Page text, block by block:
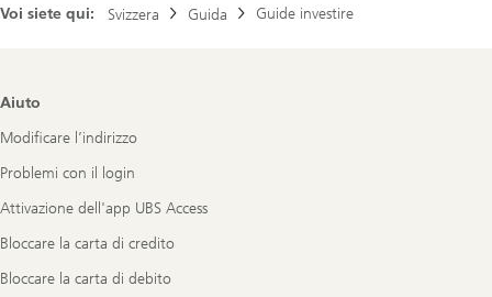
Voi siete qui: Svizzera Guida Guide investire
Footer
Aiuto
Modificare l’indirizzo
Problemi con il login
Attivazione dell'app UBS Access
Bloccare la carta di credito
Bloccare la carta di debito